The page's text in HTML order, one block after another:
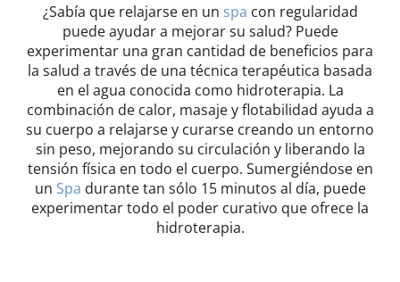
¿Sabía que relajarse en un spa con regularidad
puede ayudar a mejorar su salud? Puede
experimentar una gran cantidad de beneficios para
la salud a través de una técnica terapéutica basada
en el agua conocida como hidroterapia. La
combinación de calor, masaje y flotabilidad ayuda a
su cuerpo a relajarse y curarse creando un entorno
sin peso, mejorando su circulación y liberando la
tensión física en todo el cuerpo. Sumergiéndose en
un Spa durante tan sólo 15 minutos al día, puede
experimentar todo el poder curativo que ofrece la
hidroterapia.